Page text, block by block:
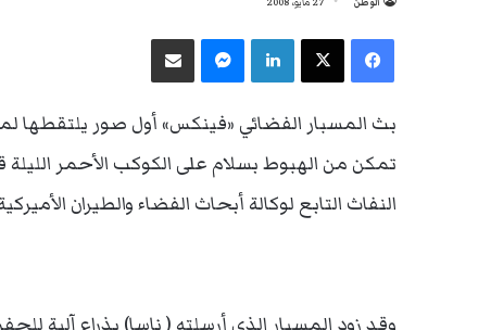
فيسبوك ‫X لينكدإن ماسنجر مشاركة عبر البريد
بث المسبار الفضائي «فينكس» أول صور
تمكن من الهبوطبسلام على الكوكب الأحمر
النفاث التابع لوكالة أبحاث الفضاء والطيران